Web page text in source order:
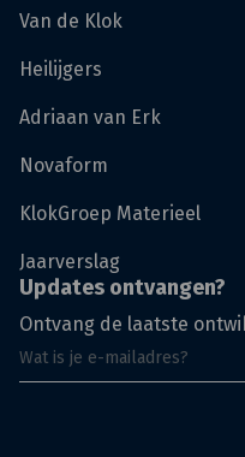
Van de Klok
Heilijgers
Adriaan van Erk
Novaform
KlokGroep Materieel
Jaarverslag
Updates ontvangen?
Ontvang de laatste